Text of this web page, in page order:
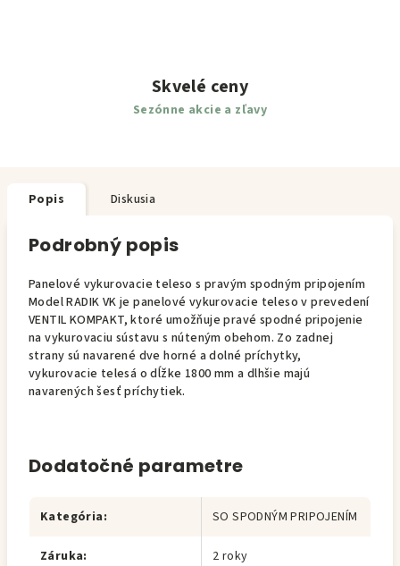
Skvelé ceny
Sezónne akcie a zľavy
Popis Diskusia
Podrobný popis
Panelové vykurovacie teleso s pravým spodným pripojením
Model RADIK VK je panelové vykurovacie teleso v prevedení
VENTIL KOMPAKT, ktoré umožňuje pravé spodné pripojenie
na vykurovaciu sústavu s núteným obehom. Zo zadnej
strany sú navarené dve horné a dolné príchytky,
vykurovacie telesá o dĺžke 1800 mm a dlhšie majú
navarených šesť príchytiek.
Dodatočné parametre
Kategória: SO SPODNÝM PRIPOJENÍM
Záruka: 2 roky